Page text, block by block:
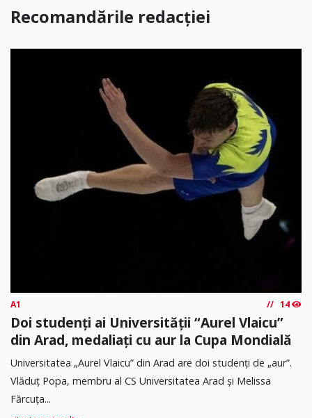
Recomandările redacției
A1 14
Doi studenți ai Universității “Aurel Vlaicu”
din Arad, medaliați cu aur la Cupa Mondială
Universitatea „Aurel Vlaicu” din Arad are doi studenți de „aur”.
Vlăduț Popa, membru al CS Universitatea Arad și Melissa
Fărcuța...